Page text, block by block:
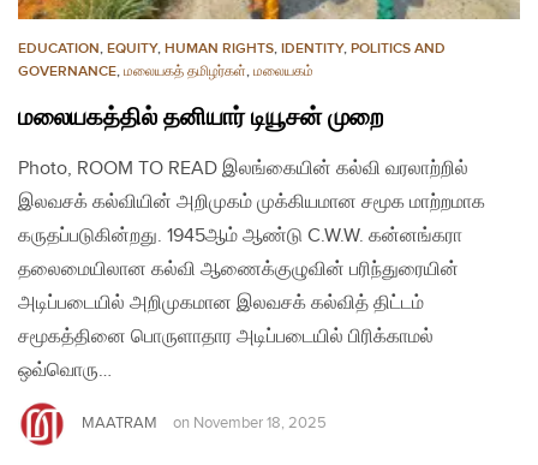
EDUCATION, EQUITY, HUMAN RIGHTS, IDENTITY, POLITICS AND
GOVERNANCE, மலையகத் தமிழர்கள், மலையகம்
மலையகத்தில் தனியார் டியூசன் முறை
Photo, ROOM TO READ இலங்கையின் கல்வி வரலாற்றில்
இலவசக் கல்வியின் அறிமுகம் முக்கியமான சமூக மாற்றமாக
கருதப்படுகின்றது. 1945ஆம் ஆண்டு C.W.W. கன்னங்கரா
தலைமையிலான கல்வி ஆணைக்குழுவின் பரிந்துரையின்
அடிப்படையில் அறிமுகமான இலவசக் கல்வித் திட்டம்
சமூகத்தினை பொருளாதார அடிப்படையில் பிரிக்காமல்
ஒவ்வொரு…
MAATRAM on November 18, 2025